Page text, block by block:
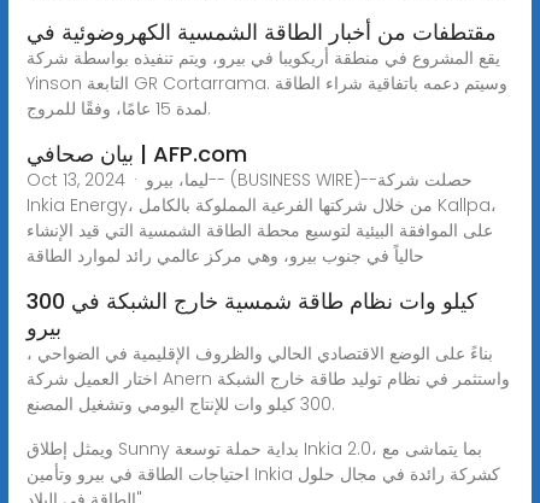
مقتطفات من أخبار الطاقة الشمسية الكهروضوئية في
يقع المشروع في منطقة أريكويبا في بيرو، ويتم تنفيذه بواسطة شركة
Yinson التابعة GR Cortarrama. وسيتم دعمه باتفاقية شراء الطاقة
لمدة 15 عامًا، وفقًا للمروج.
بيان صحافي | AFP.com
Oct 13, 2024 · ليما، بيرو-- (BUSINESS WIRE)--حصلت شركة
Inkia Energy، من خلال شركتها الفرعية المملوكة بالكامل Kallpa،
على الموافقة البيئية لتوسيع محطة الطاقة الشمسية التي قيد الإنشاء
حالياً في جنوب بيرو، وهي مركز عالمي رائد لموارد الطاقة
300 كيلو وات نظام طاقة شمسية خارج الشبكة في
بيرو
بناءً على الوضع الاقتصادي الحالي والظروف الإقليمية في الضواحي ،
اختار العميل شركة Anern واستثمر في نظام توليد طاقة خارج الشبكة
300 كيلو وات للإنتاج اليومي وتشغيل المصنع.
ويمثل إطلاق Sunny بداية حملة توسعة Inkia 2.0، بما يتماشى مع
احتياجات الطاقة في بيرو وتأمين Inkia كشركة رائدة في مجال حلول